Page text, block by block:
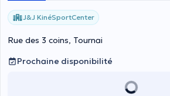
J&J KinéSportCenter
Rue des 3 coins, Tournai
Prochaine disponibilité